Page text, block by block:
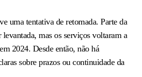
uma tentativa de retomada. Parte da
levantada, mas os serviços voltaram a
2024. Desde então, não há
sobre prazos ou continuidade da